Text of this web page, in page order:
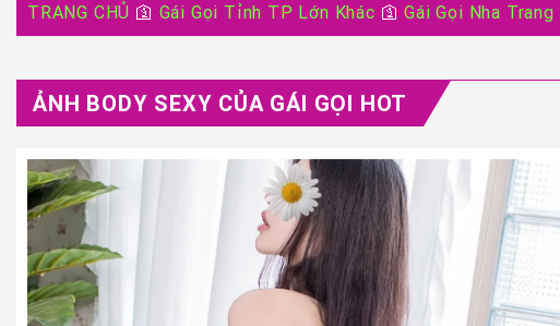
TRANG CHỦ 🛐 Gái Gọi Tỉnh TP Lớn Khác 🛐Gái Gọi Nha Trang
ẢNH BODY SEXY CỦA GÁI GỌI HOT